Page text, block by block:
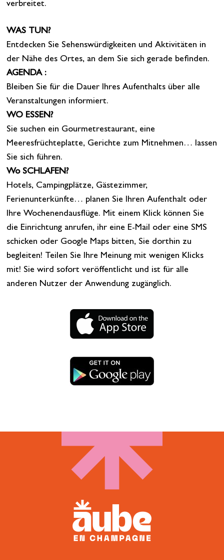
verbreitet.
WAS TUN?
Entdecken Sie Sehenswürdigkeiten und Aktivitäten in
der Nähe des Ortes, an dem Sie sich gerade befinden.
AGENDA :
Bleiben Sie für die Dauer Ihres Aufenthalts über alle
Veranstaltungen informiert.
WO ESSEN?
Sie suchen ein Gourmetrestaurant, eine
Meeresfrüchteplatte, Gerichte zum Mitnehmen… lassen
Sie sich führen.
Wo SCHLAFEN?
Hotels, Campingplätze, Gästezimmer,
Ferienunterkünfte… planen Sie Ihren Aufenthalt oder
Ihre Wochenendausflüge. Mit einem Klick können Sie
die Einrichtung anrufen, ihr eine E-Mail oder eine SMS
schicken oder Google Maps bitten, Sie dorthin zu
begleiten! Teilen Sie Ihre Meinung mit wenigen Klicks
mit! Sie wird sofort veröffentlicht und ist für alle
anderen Nutzer der Anwendung zugänglich.